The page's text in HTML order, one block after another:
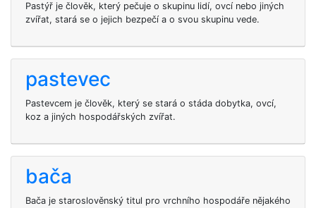
Pastýř je člověk, který pečuje o skupinu lidí, ovcí nebo jiných
zvířat, stará se o jejich bezpečí a o svou skupinu vede.
pastevec
Pastevcem je člověk, který se stará o stáda dobytka, ovcí,
koz a jiných hospodářských zvířat.
bača
Bača je staroslověnský titul pro vrchního hospodáře nějakého